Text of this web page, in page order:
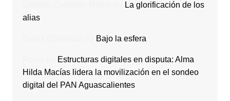
La glorificación de los
alias
Bajo la esfera
Estructuras digitales en disputa: Alma
Hilda Macías lidera la movilización en el sondeo
digital del PAN Aguascalientes